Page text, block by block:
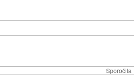
Sporočila